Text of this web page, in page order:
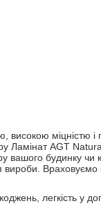
високою міцністю
Ламінат AGT
вашого будинку чи
вироби. Враховуємо
легкість у